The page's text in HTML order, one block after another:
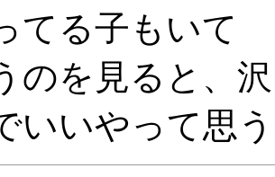
てる子もいて
のを見ると、
いいやって思